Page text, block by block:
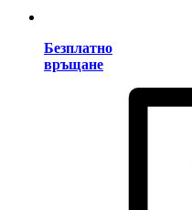
Безплатно
връщане